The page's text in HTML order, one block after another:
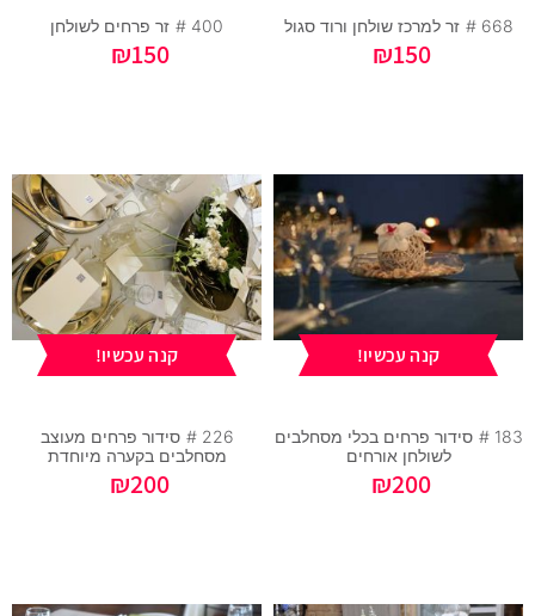
668 # זר למרכז שולחן ורוד סגול
₪150
400 # זר פרחים לשולחן
₪150
183 #
סידור פרחים בכלי מסחלבים
לשולחן אורחים
₪200
קנה עכשיו!
226 #
סידור פרחים מעוצב
מסחלבים בקערה מיוחדת
₪200
קנה עכשיו!